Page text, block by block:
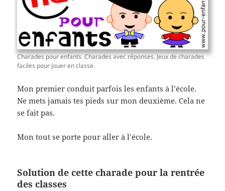
Charades pour enfants. Charades avec réponses. Jeux de charades
faciles pour jouer en classe.
Mon premier conduit parfois les enfants à l’école.
Ne mets jamais tes pieds sur mon deuxième. Cela ne
se fait pas.
Mon tout se porte pour aller à l’école.
Solution de cette charade pour la rentrée
des classes